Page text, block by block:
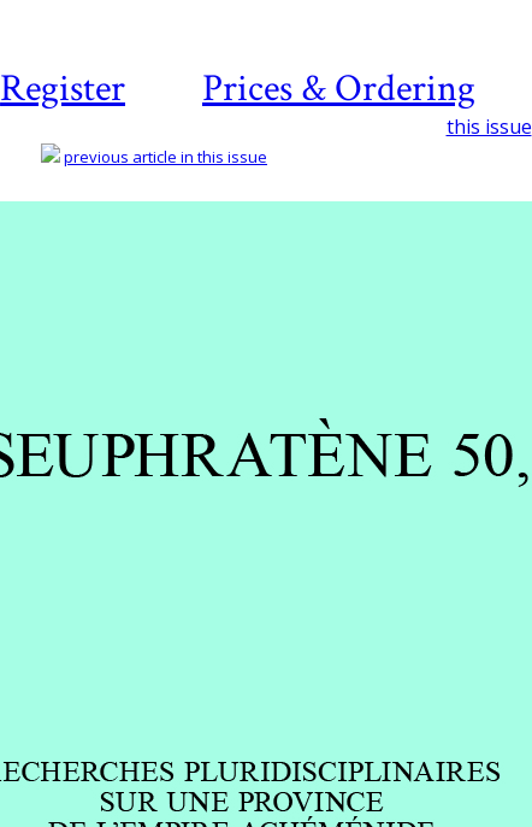
Register Prices & Ordering
this issue
previous article in this issue